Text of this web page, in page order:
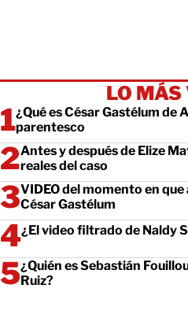
LO MÁS
¿Qué es César Gastélum de
parentesco
Antes y después de Elize
reales del caso
VIDEO del momento en
César Gastélum
¿El video filtrado de Naldy
¿Quién es Sebastián
Ruiz?